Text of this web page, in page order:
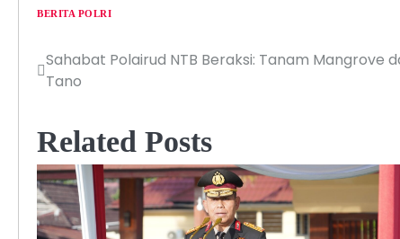
BERITA POLRI
Navigasi
Sahabat Polairud NTB Beraksi: Tanam Mangrove
Tano
Related Posts